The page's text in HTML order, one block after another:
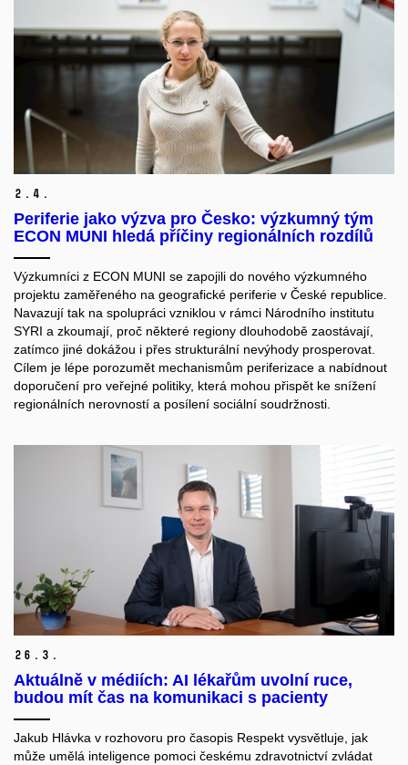
2. 4.
Periferie jako výzva pro Česko: výzkumný tým
ECON MUNI hledá příčiny regionálních rozdílů
Výzkumníci z ECON MUNI se zapojili do nového výzkumného
projektu zaměřeného na geografické periferie v České republice.
Navazují tak na spolupráci vzniklou v rámci Národního institutu
SYRI a zkoumají, proč některé regiony dlouhodobě zaostávají,
zatímco jiné dokážou i přes strukturální nevýhody prosperovat.
Cílem je lépe porozumět mechanismům periferizace a nabídnout
doporučení pro veřejné politiky, která mohou přispět ke snížení
regionálních nerovností a posílení sociální soudržnosti.
26. 3.
Aktuálně v médiích: AI lékařům uvolní ruce,
budou mít čas na komunikaci s pacienty
Jakub Hlávka v rozhovoru pro časopis Respekt vysvětluje, jak
může umělá inteligence pomoci českému zdravotnictví zvládat